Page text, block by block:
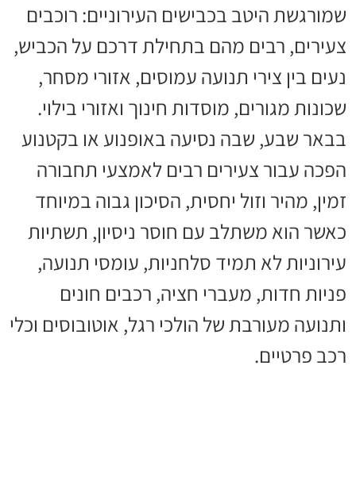
שמורגשת היטב בכבישים העירוניים: רוכבים
צעירים, רבים מהם בתחילת דרכם על הכביש,
נעים בין צירי תנועה עמוסים, אזורי מסחר,
שכונות מגורים, מוסדות חינוך ואזורי בילוי.
בבאר שבע, שבה נסיעה באופנוע או בקטנוע
הפכה עבור צעירים רבים לאמצעי תחבורה
זמין, מהיר וזול יחסית, הסיכון גבוה במיוחד
כאשר הוא משתלב עם חוסר ניסיון, תשתיות
עירוניות לא תמיד סלחניות, עומסי תנועה,
פניות חדות, מעברי חציה, רכבים חונים
ותנועה מעורבת של הולכי רגל, אוטובוסים וכלי
רכב פרטיים.